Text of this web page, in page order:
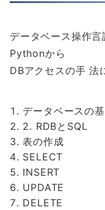
データベース操作
Pythonから
DBアクセスの手 法
データベースの
2. RDBとSQL
表の作成
SELECT
INSERT
UPDATE
DELETE